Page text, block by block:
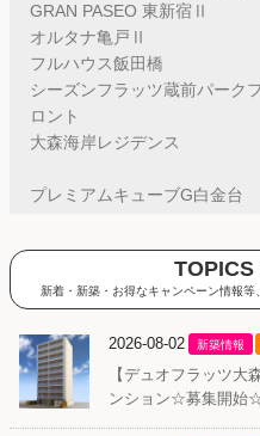
GRAN PASEO 東新宿Ⅱ
オルタナ亀戸Ⅱ
フルハウス飯田橋
シーズンフラッツ蔵前パークフ
ロント
大森海岸レジデンス
プレミアムキューブG白金台
TOPICS
新着・新築・お得なキャンペーン情報等
2026-08-02 新築情報
【デュオフラッツ大
ンション☆募集開始